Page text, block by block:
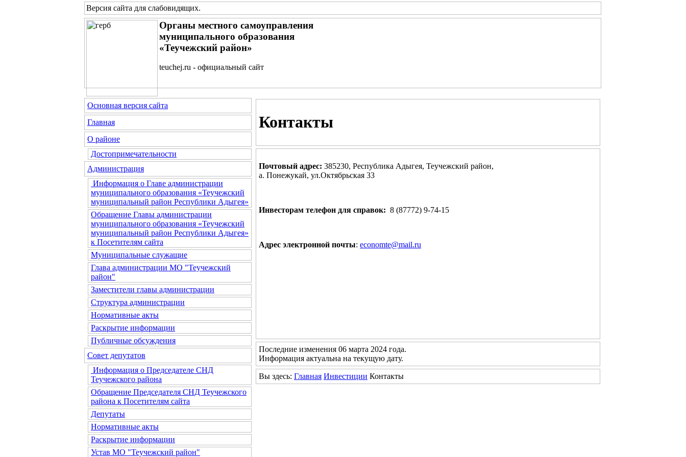
Версия сайта для слабовидящих.
Органы местного самоуправления
муниципального образования
«Теучежский район»
teuchej.ru - официальный сайт
Основная версия сайта
Главная
О районе
Достопримечательности
Администрация
Информация о Главе администрации
муниципального образования «Теучежский
муниципальный район Республики Адыгея»
Обращение Главы администрации
муниципального образования «Теучежский
муниципальный район Республики Адыгея»
к Посетителям сайта
Муниципальные служащие
Глава администрации МО "Теучежский
район"
Заместители главы администрации
Структура администрации
Нормативные акты
Раскрытие информации
Публичные обсуждения
Совет депутатов
Информация о Председателе СНД
Теучежского района
Обращение Председателя СНД Теучежского
района к Посетителям сайта
Депутаты
Нормативные акты
Раскрытие информации
Устав МО "Теучежский район"
Контакты
Почтовый адрес: 385230, Республика Адыгея, Теучежский район,
а. Понежукай, ул.Октябрьская 33
Инвесторам телефон для справок: 8 (87772) 9-74-15
Адрес электронной почты: economte@mail.ru
Последние изменения 06 марта 2024 года.
Информация актуальна на текущую дату.
Вы здесь: Главная Инвестиции Контакты